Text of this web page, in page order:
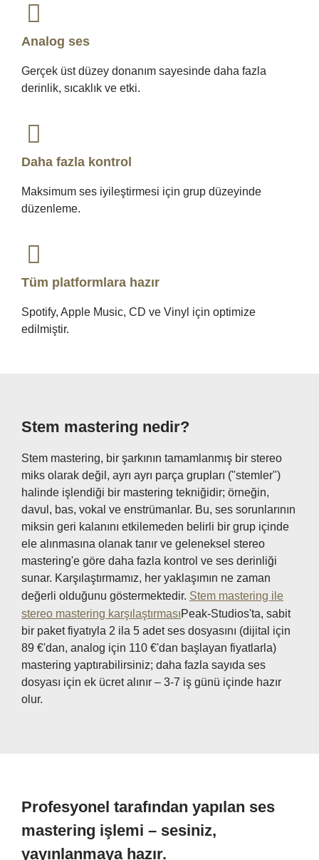
Analog ses
Gerçek üst düzey donanım sayesinde daha fazla
derinlik, sıcaklık ve etki.
Daha fazla kontrol
Maksimum ses iyileştirmesi için grup düzeyinde
düzenleme.
Tüm platformlara hazır
Spotify, Apple Music, CD ve Vinyl için optimize
edilmiştir.
Stem mastering nedir?
Stem mastering, bir şarkının tamamlanmış bir stereo
miks olarak değil, ayrı ayrı parça grupları ("stemler")
halinde işlendiği bir mastering tekniğidir; örneğin,
davul, bas, vokal ve enstrümanlar. Bu, ses sorunlarının
miksin geri kalanını etkilemeden belirli bir grup içinde
ele alınmasına olanak tanır ve geleneksel stereo
mastering'e göre daha fazla kontrol ve ses derinliği
sunar. Karşılaştırmamız, her yaklaşımın ne zaman
değerli olduğunu göstermektedir. Stem mastering ile
stereo mastering karşılaştırmasıPeak-Studios'ta, sabit
bir paket fiyatıyla 2 ila 5 adet ses dosyasını (dijital için
89 €'dan, analog için 110 €'dan başlayan fiyatlarla)
mastering yaptırabilirsiniz; daha fazla sayıda ses
dosyası için ek ücret alınır – 3-7 iş günü içinde hazır
olur.
Profesyonel tarafından yapılan ses
mastering işlemi – sesiniz,
yayınlanmaya hazır.